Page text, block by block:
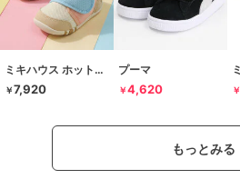
ミキハウス ホットビスケッツ
￥7,920
プーマ
￥4,620 ￥
もっとみる